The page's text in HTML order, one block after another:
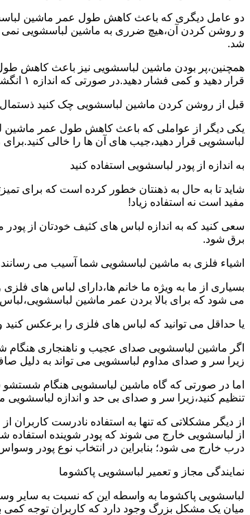
دو عامل دیگری که باعث کاهش طول عمر ماشین
و روشن کردن آن،هیچ ضرری به ماشین لباسشویی
شد.
همچنین،پر بودن ماشین لباسشویی نیز باعث کاهش
قرار دهید و کمی فشار دهید.در صورتی که اندازه ۱ انگشت میان سقف ماشین لباسشویی و لباس ها وجود داشت،دیگر نباید ماشین لباسشویی را پر کنید.
قبل از روشن کردن ماشین لباسشویی چک کنید
یکی دیگر از عواملی که باعث کاهش طول عمر ماشین
لباسشویی قرار دهید،جیب های آن ها را خالی
به اندازه از پودر لباسشویی استفاده کنید
شاید تا به حال به ذهنتان خطور کرده است که برای
مفید است نه استفاده زیاد!
سعی کنید که به اندازه لباس های کثیف خودتان از
برق شود.
اشیاء فلزی به ماشین لباسشویی شما آسیب می
بسیاری از ما به ویژه ما خانم ها،دارای لباس های
می شود که برای بالا بردن عمر ماشین
یا حداقل می توانید که لباس های فلزی را برعکس
اگر ماشین لباسشویی صدای عجیب و ناهنجاری هنگام
زیرا سر و صدای مداوم لباسشویی می تواند به دلیل
اما در صورتی که گاه ماشین لباسشویی هنگام
تنظیم کنید،زیرا سر و صدای بی حد و اندازه
از دیگر مشکلاتی که تنها به استفاده نادرست
از لباسشویی خارج می شوند که پودر شوینده
درب خارج می شود؛ بنابراین در انتخاب نوع پودر
نمایندگی مجاز و تعمیر لباسشویی پاکشوما
لباسشویی پاکشوما به واسطه این که نسبت به سایر
میان یک مشکل بزرگ وجود دارد که کاربران توجه کمی